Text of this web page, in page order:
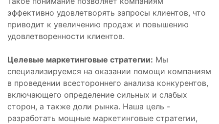
эффективно удовлетворять запросы клиентов, что
приводит к увеличению продаж и повышению
удовлетворенности клиентов.
Целевые маркетинговые стратегии: Мы
специализируемся на оказании помощи компаниям
в проведении всестороннего анализа конкурентов,
включающего определение сильных и слабых
сторон, а также доли рынка. Наша цель -
разработать мощные маркетинговые стратегии,